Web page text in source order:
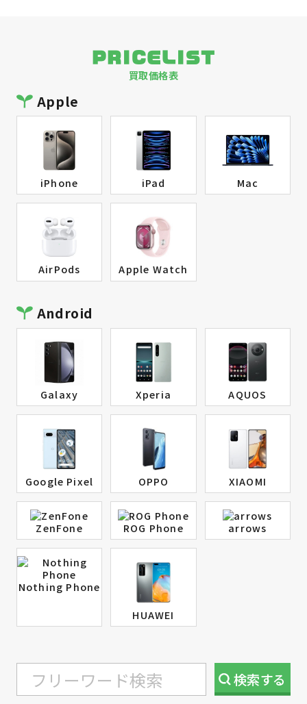
PRICELIST
買取価格表
Apple
iPhone iPad Mac
AirPods Apple Watch
Android
Galaxy Xperia AQUOS
Google Pixel OPPO XIAOMI
ZenFone ROG Phone arrows
Nothing Phone
HUAWEI
検索する